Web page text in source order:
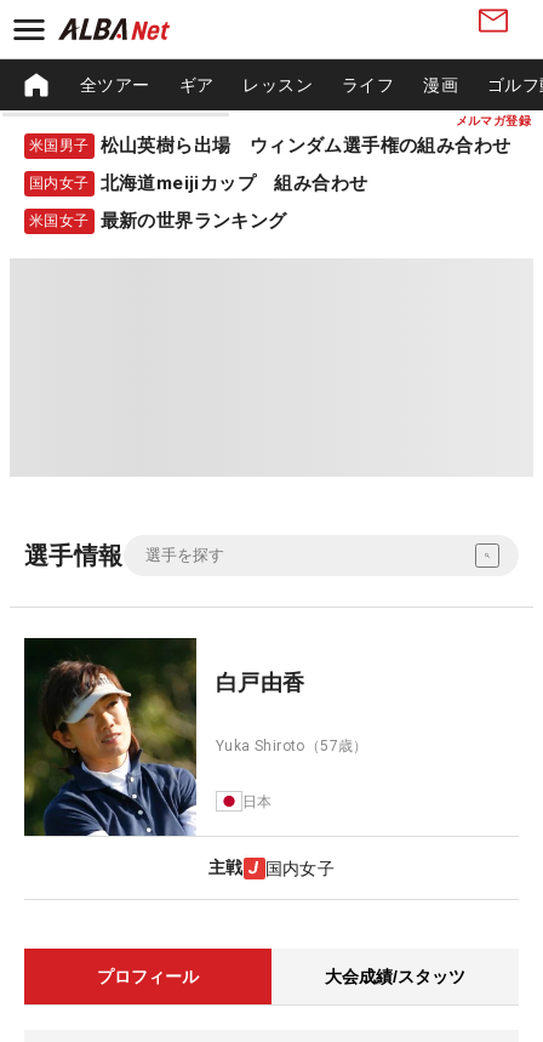
メルマガ登録
全ツアー ギア レッスン ライフ 漫画 ゴル
米国男子 松山英樹ら出場 ウィンダム選手権の組み合わせ
国内女子 北海道meijiカップ 組み合わせ
米国女子 最新の世界ランキング
選手情報
白戸由香
Yuka Shiroto （57歳）
日本
主戦 国内女子
プロフィール 大会成績/スタッツ